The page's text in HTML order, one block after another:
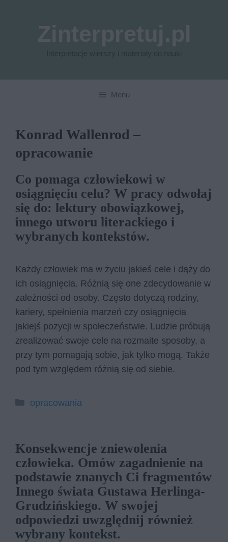
Menu
Konrad Wallenrod –
opracowanie
Co pomaga człowiekowi w
osiągnięciu celu? W pracy odwołaj
się do: lektury obowiązkowej,
innego utworu literackiego i
wybranych kontekstów.
Każdy człowiek ma w życiu jakieś cele i dąży do
ich osiągnięcia. Różnią się one zdecydowanie w
zależności od osoby. Często dotyczą rodziny,
kariery, spełnienia marzeń czy osiągnięcia
jakiejś pozycji w społeczeństwie. Ludzie próbują
zrealizować swoje cele na rozmaite sposoby, a
przy tym pomagają sobie, jak tylko mogą. Także
pod tym względem różnią się od siebie.
Kategorie
opracowania
Konsekwencje zniewolenia
człowieka. Omów zagadnienie na
podstawie znanych Ci fragmentów
Innego świata Gustawa Herlinga-
Grudzińskiego. W swojej
odpowiedzi uwzględnij również
wybrany kontekst.